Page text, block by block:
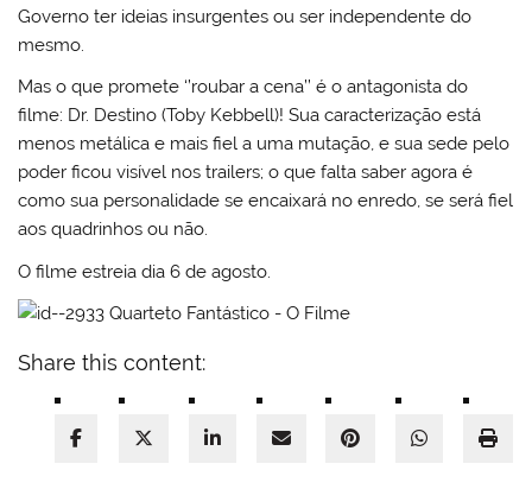
Governo ter ideias insurgentes ou ser independente do
mesmo.
Mas o que promete ‘’roubar a cena’’ é o antagonista do
filme: Dr. Destino (Toby Kebbell)! Sua caracterização está
menos metálica e mais fiel a uma mutação, e sua sede pelo
poder ficou visível nos trailers; o que falta saber agora é
como sua personalidade se encaixará no enredo, se será fiel
aos quadrinhos ou não.
O filme estreia dia 6 de agosto.
Share this content: